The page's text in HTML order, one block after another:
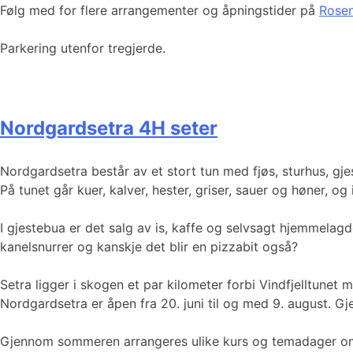
Følg med for flere arrangementer og åpningstider på
Parkering utenfor tregjerde.
Nordgardsetra 4H seter
Nordgardsetra består av et stort tun med fjøs, sturhus,
På tunet går kuer, kalver, hester, griser, sauer og høner,
I gjestebua er det salg av is, kaffe og selvsagt
kanelsnurrer og kanskje det blir en pizzabit også?
Setra ligger i skogen et par kilometer forbi Vindfjelltunet
Nordgardsetra er åpen fra 20. juni til og med 9. august.
Gjennom sommeren arrangeres ulike kurs og temadager